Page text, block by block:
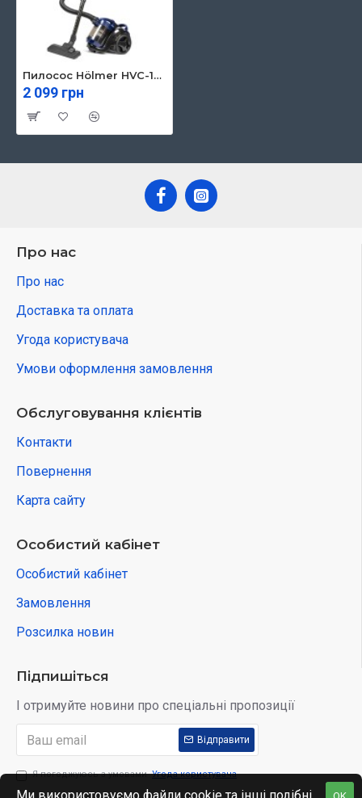
Пилосос Hölmer HVC-190 ECO
2 099 грн
Про нас
Про нас
Доставка та оплата
Угода користувача
Умови оформлення замовлення
Обслуговування клієнтів
Контакти
Повернення
Карта сайту
Особистий кабінет
Особистий кабінет
Замовлення
Розсилка новин
Підпишіться
І отримуйте новини про спеціальні пропозиції
Відправити
Я погоджуюсь з умовами Угода користувача